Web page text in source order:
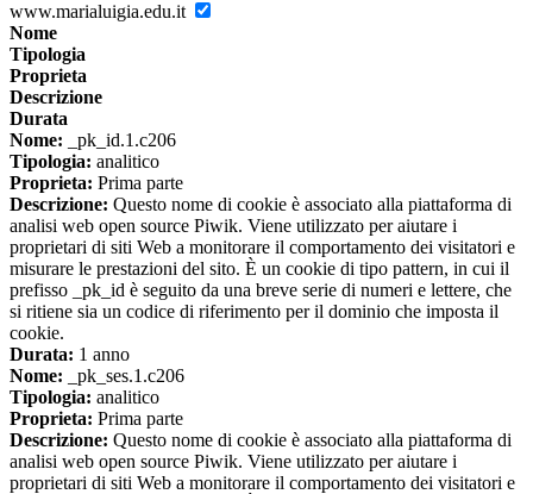
www.marialuigia.edu.it
Nome
Tipologia
Proprieta
Descrizione
Durata
Nome: _pk_id.1.c206
Tipologia: analitico
Proprieta: Prima parte
Descrizione: Questo nome di cookie è associato alla piattaforma di
analisi web open source Piwik. Viene utilizzato per aiutare i
proprietari di siti Web a monitorare il comportamento dei visitatori e
misurare le prestazioni del sito. È un cookie di tipo pattern, in cui il
prefisso _pk_id è seguito da una breve serie di numeri e lettere, che
si ritiene sia un codice di riferimento per il dominio che imposta il
cookie.
Durata: 1 anno
Nome: _pk_ses.1.c206
Tipologia: analitico
Proprieta: Prima parte
Descrizione: Questo nome di cookie è associato alla piattaforma di
analisi web open source Piwik. Viene utilizzato per aiutare i
proprietari di siti Web a monitorare il comportamento dei visitatori e